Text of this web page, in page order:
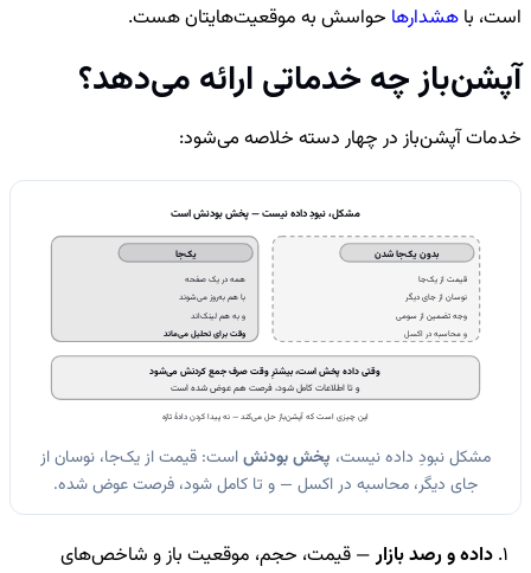
است، با هشدارها حواسش به موقعیت‌هایتان هست.
آپشن‌باز چه خدماتی ارائه می‌دهد؟
خدمات آپشن‌باز در چهار دسته خلاصه می‌شود:
مشکل، نبودِ داده نیست — پخش بودنش است
بدون یک‌جا شدن
قیمت از یک‌جا
نوسان از جای دیگر
وجه تضمین از سومی
و محاسبه در اکسل
یک‌جا
همه در یک صفحه
با هم به‌روز می‌شوند
و به هم لینک‌اند
وقت برای تحلیل می‌ماند
وقتی داده پخش است، بیشترِ وقت صرف جمع کردنش می‌شود
و تا اطلاعات کامل شود، فرصت هم عوض شده است
این چیزی است که آپشن‌باز حل می‌کند — نه پیدا کردن دادهٔ تازه
مشکل نبودِ داده نیست، پخش بودنشاست: قیمت از یک‌جا، نوسان از
جای دیگر، محاسبه در اکسل — و تا کامل شود، فرصت عوض شده.
داده و رصد بازار— قیمت، حجم، موقعیت باز و شاخص‌های